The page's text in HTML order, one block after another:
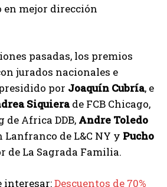
mejor dirección
pasadas, los premios
jurados nacionales e
por Joaquín Cubría, e
Siquierade FCB Chicago,
de Africa DDB, Andre Toledo
Lanfranco de L&C NY y Pucho
de La Sagrada Familia.
interesar:Descuentos de 70%